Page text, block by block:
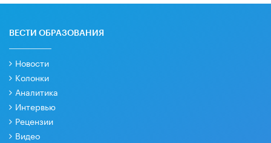
ВЕСТИ ОБРАЗОВАНИЯ
Новости
Колонки
Аналитика
Интервью
Рецензии
Видео